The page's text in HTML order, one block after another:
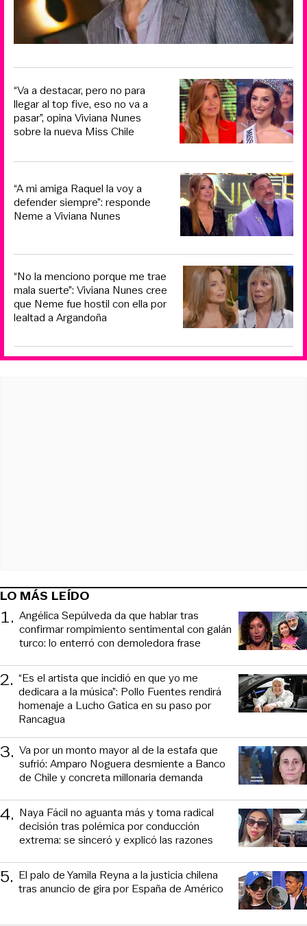
“Va a destacar, pero no para
llegar al top five, eso no va a
pasar”, opina Viviana Nunes
sobre la nueva Miss Chile
“A mi amiga Raquel la voy a
defender siempre”: responde
Neme a Viviana Nunes
“No la menciono porque me trae
mala suerte”: Viviana Nunes cree
que Neme fue hostil con ella por
lealtad a Argandoña
LO MÁS LEÍDO
1. Angélica Sepúlveda da que hablar tras
confirmar rompimiento sentimental con galán
turco: lo enterró con demoledora frase
2. “Es el artista que incidió en que yo me
dedicara a la música”: Pollo Fuentes rendirá
homenaje a Lucho Gatica en su paso por
Rancagua
3. Va por un monto mayor al de la estafa que
sufrió: Amparo Noguera desmiente a Banco
de Chile y concreta millonaria demanda
4. Naya Fácil no aguanta más y toma radical
decisión tras polémica por conducción
extrema: se sinceró y explicó las razones
5. El palo de Yamila Reyna a la justicia chilena
tras anuncio de gira por España de Américo